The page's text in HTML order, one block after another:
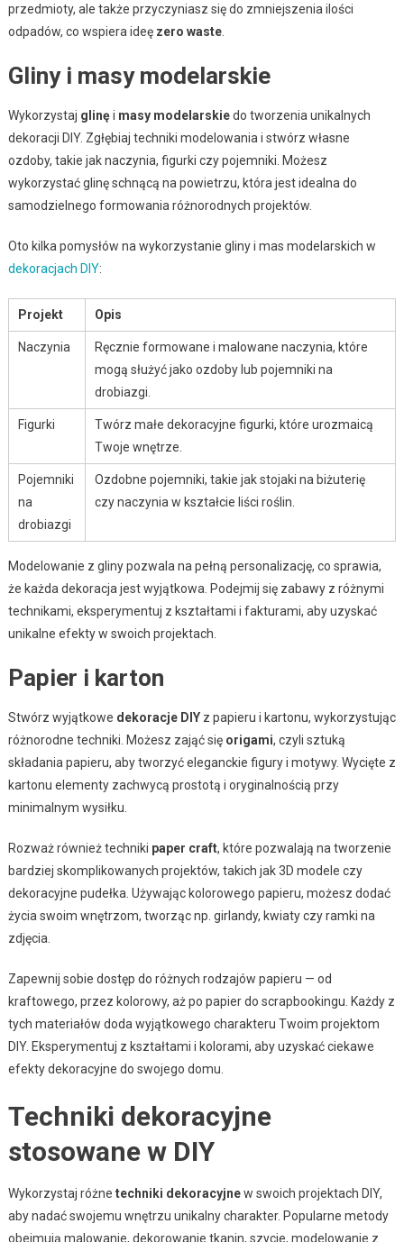
przedmioty, ale także przyczyniasz się do zmniejszenia ilości
odpadów, co wspiera ideę zero waste.
Gliny i masy modelarskie
Wykorzystaj glinęi masy modelarskiedo tworzenia unikalnych
dekoracji DIY. Zgłębiaj techniki modelowania i stwórz własne
ozdoby, takie jak naczynia, figurki czy pojemniki. Możesz
wykorzystać glinę schnącą na powietrzu, która jest idealna do
samodzielnego formowania różnorodnych projektów.
Oto kilka pomysłów na wykorzystanie gliny i mas modelarskich w
dekoracjach DIY:
Projekt Opis
Naczynia
Ręcznie formowane i malowane naczynia, które
mogą służyć jako ozdoby lub pojemniki na
drobiazgi.
Figurki
Twórz małe dekoracyjne figurki, które urozmaicą
Twoje wnętrze.
Pojemniki
na
drobiazgi
Ozdobne pojemniki, takie jak stojaki na biżuterię
czy naczynia w kształcie liści roślin.
Modelowanie z gliny pozwala na pełną personalizację, co sprawia,
że każda dekoracja jest wyjątkowa. Podejmij się zabawy z różnymi
technikami, eksperymentuj z kształtami i fakturami, aby uzyskać
unikalne efekty w swoich projektach.
Papier i karton
Stwórz wyjątkowe dekoracje DIYz papieru i kartonu, wykorzystując
różnorodne techniki. Możesz zająć się origami, czyli sztuką
składania papieru, aby tworzyć eleganckie figury i motywy. Wycięte z
kartonu elementy zachwycą prostotą i oryginalnością przy
minimalnym wysiłku.
Rozważ również techniki paper craft, które pozwalają na tworzenie
bardziej skomplikowanych projektów, takich jak 3D modele czy
dekoracyjne pudełka. Używając kolorowego papieru, możesz dodać
życia swoim wnętrzom, tworząc np. girlandy, kwiaty czy ramki na
zdjęcia.
Zapewnij sobie dostęp do różnych rodzajów papieru — od
kraftowego, przez kolorowy, aż po papier do scrapbookingu. Każdy z
tych materiałów doda wyjątkowego charakteru Twoim projektom
DIY. Eksperymentuj z kształtami i kolorami, aby uzyskać ciekawe
efekty dekoracyjne do swojego domu.
Techniki dekoracyjne
stosowane w DIY
Wykorzystaj różne techniki dekoracyjnew swoich projektach DIY,
aby nadać swojemu wnętrzu unikalny charakter. Popularne metody
obejmują malowanie, dekorowanie tkanin, szycie, modelowanie z